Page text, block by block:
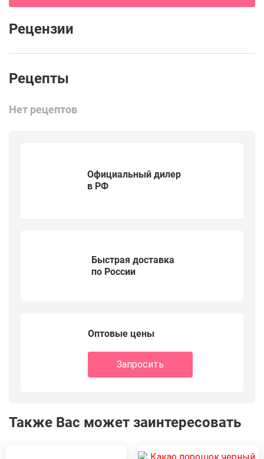
Рецензии
Нет рецептов
Официальный дилер
в РФ
Быстрая доставка
по России
Оптовые цены
Запросить
Также Вас может заинтересовать